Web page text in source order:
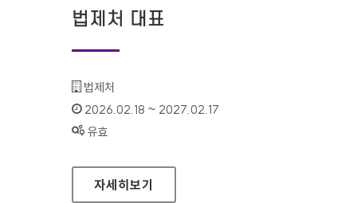
법제처 대표
기관명 :
법제처
인증기간 :
2026.02.18 ~ 2027.02.17
상태 :
유효
법제처 대표
자세히보기